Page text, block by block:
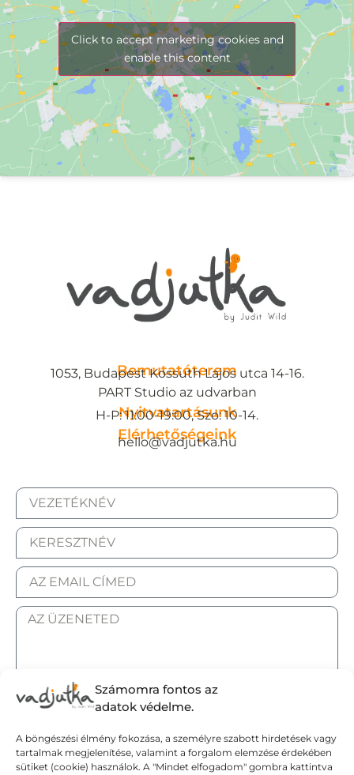
Számomra fontos az
adatok védelme.
A böngészési élmény fokozása, a személyre szabott hirdetések vagy
tartalmak megjelenítése, valamint a forgalom elemzése érdekében
sütiket (cookie) használok. A "Mindet elfogadom" gombra kattintva
Click to accept marketing cookies and
enable this content
Bemutatóterem
1053, Budapest Kossuth Lajos utca 14-16.
PART Studio az udvarban
Nyitvatartásunk
H-P: 11:00-19:00, Szo: 10-14.
Elérhetőségeink
hello@vadjutka.hu
ELFOGADOM AZ ADATKEZELÉSI TÁJÉKOZTATÓT.
Elküldöm